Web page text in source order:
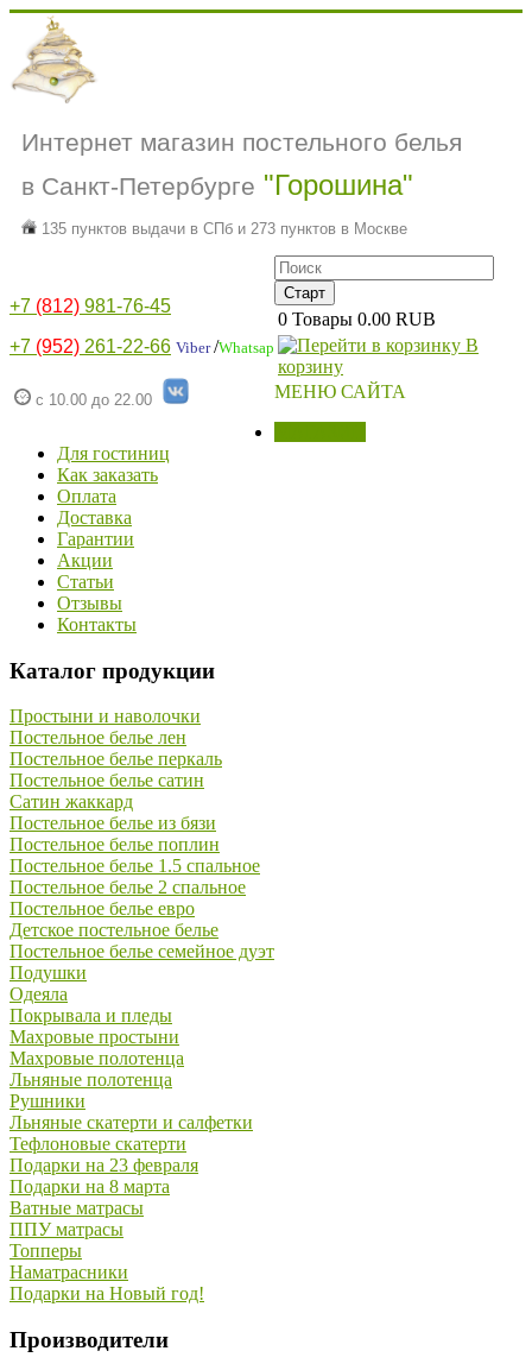
Интернет магазин постельного белья
в Санкт-Петербурге "Горошина"
135 пунктов выдачи в СПб и 273 пунктов в Москве
+7 (812) 981-76-45
+7 (952) 261-22-66 Viber/Whatsap
с 10.00 до 22.00
0 Товары 0.00 RUB
В
корзину
МЕНЮ САЙТА
Для гостиниц
Как заказать
Оплата
Доставка
Гарантии
Акции
Статьи
Отзывы
Контакты
Каталог продукции
Простыни и наволочки
Постельное белье лен
Постельное белье перкаль
Постельное белье сатин
Сатин жаккард
Постельное белье из бязи
Постельное белье поплин
Постельное белье 1.5 спальное
Постельное белье 2 спальное
Постельное белье евро
Детское постельное белье
Постельное белье семейное дуэт
Подушки
Одеяла
Покрывала и пледы
Махровые простыни
Махровые полотенца
Льняные полотенца
Рушники
Льняные скатерти и салфетки
Тефлоновые скатерти
Подарки на 23 февраля
Подарки на 8 марта
Ватные матрасы
ППУ матрасы
Топперы
Наматрасники
Подарки на Новый год!
Производители